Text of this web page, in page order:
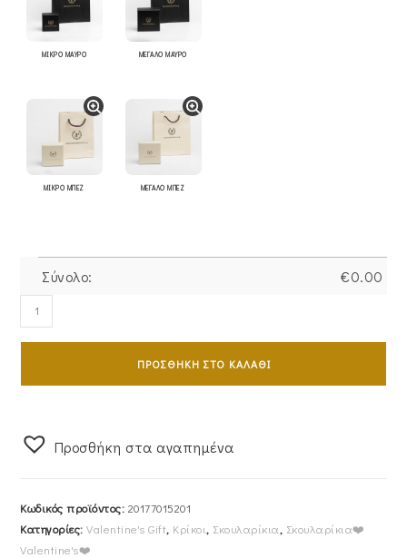
ΜΙΚΡΟ ΜΑΥΡΟ ΜΕΓΑΛΟ ΜΑΥΡΟ
ΜΙΚΡΟ ΜΠΕΖ ΜΕΓΑΛΟ ΜΠΕΖ
Σύνολο: €0.00
Εντυπωσιακά
VOGUE
Επιχρυσωμένοι
ΠΡΟΣΘΉΚΗ ΣΤΟ ΚΑΛΆΘΙ
Προσθήκη στα αγαπημένα
Κωδικός προϊόντος: 20177015201
Κατηγορίες:Valentine's Gift, Κρίκοι, Σκουλαρίκια, Σκουλαρίκια❤️
Valentine's❤️